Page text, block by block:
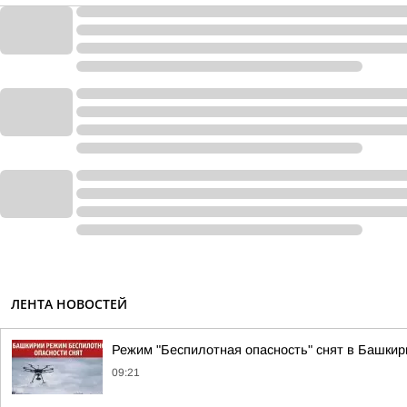
ЛЕНТА НОВОСТЕЙ
Режим "Беспилотная опасность" снят в
09:21